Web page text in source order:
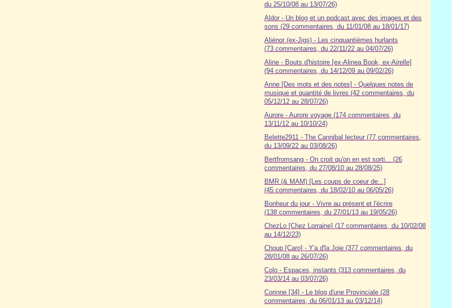
du 25/10/08 au 13/07/26)
Aldor - Un blog et un podcast avec des images et des
sons (29 commentaires, du 11/01/08 au 18/01/17)
Aliénor (ex-Jigs) - Les cinquantièmes hurlants
(73 commentaires, du 22/11/22 au 04/07/26)
Aline - Bouts d'histoire [ex-Alinea Book, ex-Airelle]
(94 commentaires, du 14/12/09 au 09/02/26)
Anne [Des mots et des notes] - Quelques notes de
musique et quantité de livres (42 commentaires, du
05/12/12 au 28/07/26)
Aurore - Aurore voyage (174 commentaires, du
13/11/12 au 10/10/24)
Belette2911 - The Cannibal lecteur (77 commentaires,
du 13/09/22 au 03/08/26)
Bertfromsang - On croit qu'on en est sorti... (26
commentaires, du 27/08/10 au 28/08/25)
BMR (& MAM) [Les coups de coeur de...]
(45 commentaires, du 18/02/10 au 06/05/26)
Bonheur du jour - Vivre au présent et l'écrire
(138 commentaires, du 27/01/13 au 19/05/26)
ChezLo [Chez Lorraine] (17 commentaires, du 10/02/08
au 14/12/23)
Choup [Caro] - Y'a d'la Joie (377 commentaires, du
28/01/08 au 26/07/26)
Colo - Espaces, instants (313 commentaires, du
23/03/14 au 03/07/26)
Corinne [34] - Le blog d'une Provinciale (28
commentaires, du 06/01/13 au 03/12/14)